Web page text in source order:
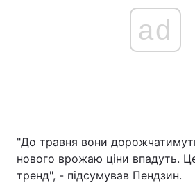
ad
"До травня вони
нового врожаю ціни впадуть.
тренд", - підсумував Пендзин.